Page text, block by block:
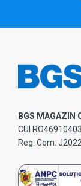
BGS MAGAZIN
CUI RO46910403
Reg. Com.